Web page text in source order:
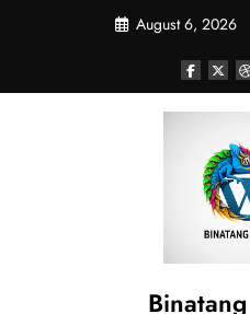
August 6, 2026